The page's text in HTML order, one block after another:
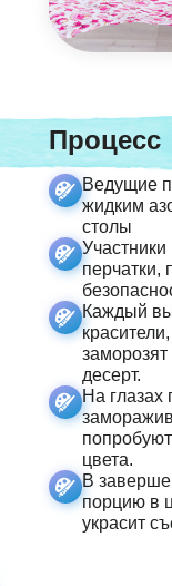
Ведущие
жидким
столы
перчатки,
Каждый
десерт.
На глазах
цвета.
В
порцию в
украсит
Процесс